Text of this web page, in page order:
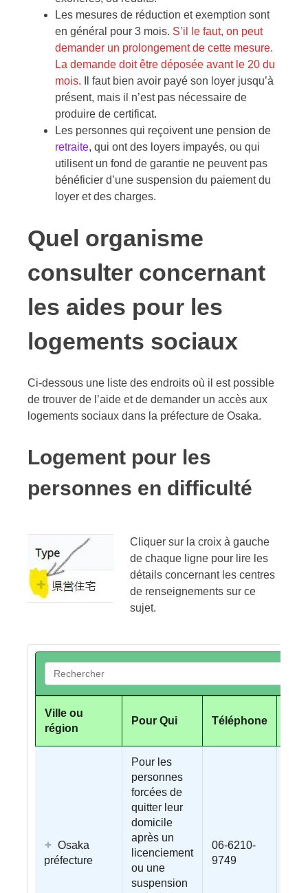
Les mesures de réduction et exemption sont
en général pour 3 mois. S’il le faut, on peut
demander un prolongement de cette mesure.
La demande doit être déposée avant le 20 du
mois.
Il faut bien avoir payé son loyer jusqu’à
présent, mais il n’est pas nécessaire de
produire de certificat.
Les personnes qui reçoivent une pension de
retraite, qui ont des loyers impayés, ou qui
utilisent un fond de garantie ne peuvent pas
bénéficier d’une suspension du paiement du
loyer et des charges.
Quel organisme
consulter concernant
les aides pour les
logements sociaux
Ci-dessous une liste des endroits où il est possible
de trouver de l’aide et de demander un accès aux
logements sociaux dans la préfecture de Osaka.
Logement pour les
personnes en difficulté
Cliquer sur la croix à gauche
de chaque ligne pour lire les
détails concernant les centres
de renseignements sur ce
sujet.
Search
Ville ou
région
Pour Qui Téléphone
Osaka
préfecture
Pour les
personnes
forcées de
quitter leur
domicile
après un
licenciement
ou une
suspension
06-6210-
9749